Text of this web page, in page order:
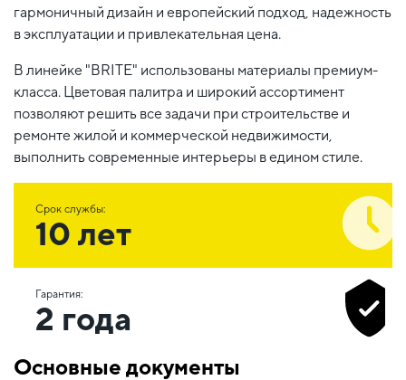
гармоничный дизайн и европейский подход, надежность
в эксплуатации и привлекательная цена.
В линейке "BRITE" использованы материалы премиум-
класса. Цветовая палитра и широкий ассортимент
позволяют решить все задачи при строительстве и
ремонте жилой и коммерческой недвижимости,
выполнить современные интерьеры в едином стиле.
Срок службы:
10 лет
Гарантия:
2 года
Основные документы